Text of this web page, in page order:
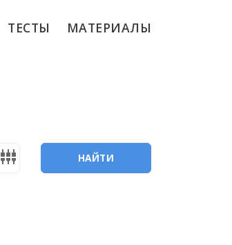
ТЕСТЫ МАТЕРИАЛЫ
settings_input_component НАЙТИ